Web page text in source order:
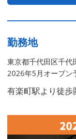
勤務地
東京都千代田区千代
2026年5月オープン
有楽町駅より徒歩